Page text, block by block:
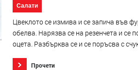
Салати
Цвеклото се измива и се запича във
обелва. Нарязва се на резенчета и се
оцета. Разбърква се и се поръсва с
Прочети